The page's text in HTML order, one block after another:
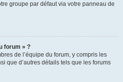
groupe par défaut via votre panneau de
forum » ?
de l’équipe du forum, y compris les
que d’autres détails tels que les forums